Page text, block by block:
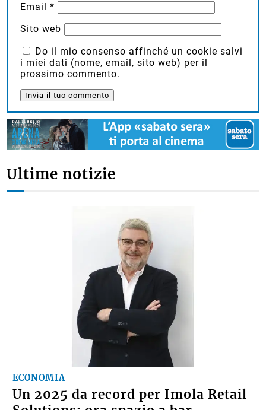
Email*
Sito web
Do il mio consenso affinché un cookie salvi
i miei dati (nome, email, sito web) per il
prossimo commento.
Ultime notizie
ECONOMIA
Un 2025 da record per Imola Retail